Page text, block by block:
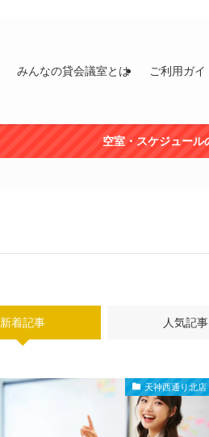
みんなの貸会議室とは ご利用ガイ
空室・スケジュール
新着記事 人気記事
天神西通り北店